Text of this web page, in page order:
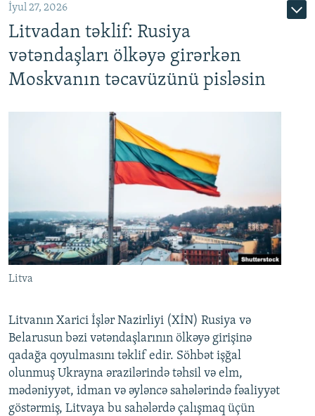
İyul 27, 2026
Litvadan təklif: Rusiya
vətəndaşları ölkəyə girərkən
Moskvanın təcavüzünü pisləsin
Litva
Litvanın Xarici İşlər Nazirliyi (XİN) Rusiya və
Belarusun bəzi vətəndaşlarının ölkəyə girişinə
qadağa qoyulmasını təklif edir. Söhbət işğal
olunmuş Ukrayna ərazilərində təhsil və elm,
mədəniyyət, idman və əyləncə sahələrində fəaliyyət
göstərmiş, Litvaya bu sahələrdə çalışmaq üçün